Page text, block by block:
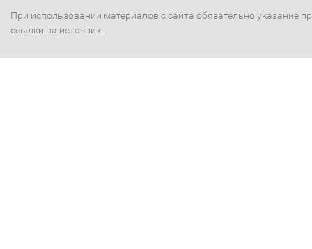
При использовании материалов с сайта обязательно указание
ссылки на источник.